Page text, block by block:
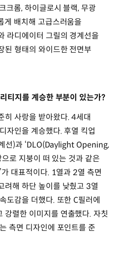
크롬, 하이글로시 블랙, 무광
게 배치해 고급스러움을
라디에이터 그릴의 경계선을
된 형태의 와이드한 전면부
티지를 계승한 부분이 있는가?
히 사랑을 받아왔다. 4세대
자인을 계승했다. 후열 킥업
선)과 ‘DLO(Daylight Opening,
로 지붕이 떠 있는 것과 같은
가 대표적이다. 1열과 2열 측면
려해 하단 높이를 낮췄고 3열
도감을 더했다. 또한 C필러에
강렬한 이미지를 연출했다. 자칫
측면 디자인에 포인트를 준